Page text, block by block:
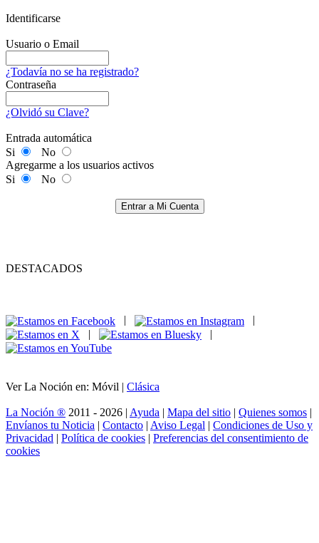
Identificarse
Usuario o Email
¿Todavía no se ha registrado?
Contraseña
¿Olvidó su Clave?
Entrada automática
Si
No
Agregarme a los usuarios activos
Si
No
Entrar a Mi Cuenta
DESTACADOS
|
|
Ver La Noción en: Móvil | Clásica
La Noción ® 2011 - 2026 | Ayuda | Mapa del sitio | Quienes somos |
Envíanos tu Noticia | Contacto | Aviso Legal | Condiciones de Uso y
Privacidad | Política de cookies | Preferencias del consentimiento de
cookies